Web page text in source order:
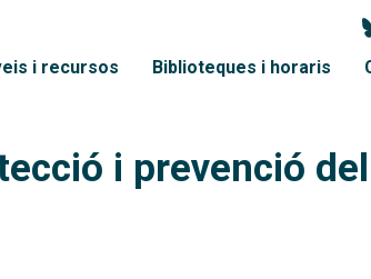
principal
i recursos Biblioteques i horaris
i prevenció